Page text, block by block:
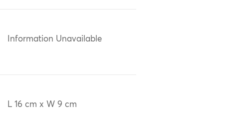
Information Unavailable
L 16 cm x W 9 cm